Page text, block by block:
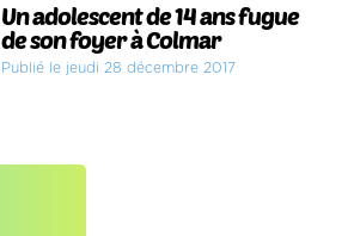
Un adolescent de 14 ans fugue
de son foyer à Colmar
Publié le jeudi 28 décembre 2017